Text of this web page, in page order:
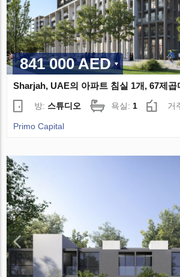
841 000 AED
Sharjah, UAE의 아파트 침실 1개, 67제곱
방: 스튜디오 욕실:1 거
Primo Capital